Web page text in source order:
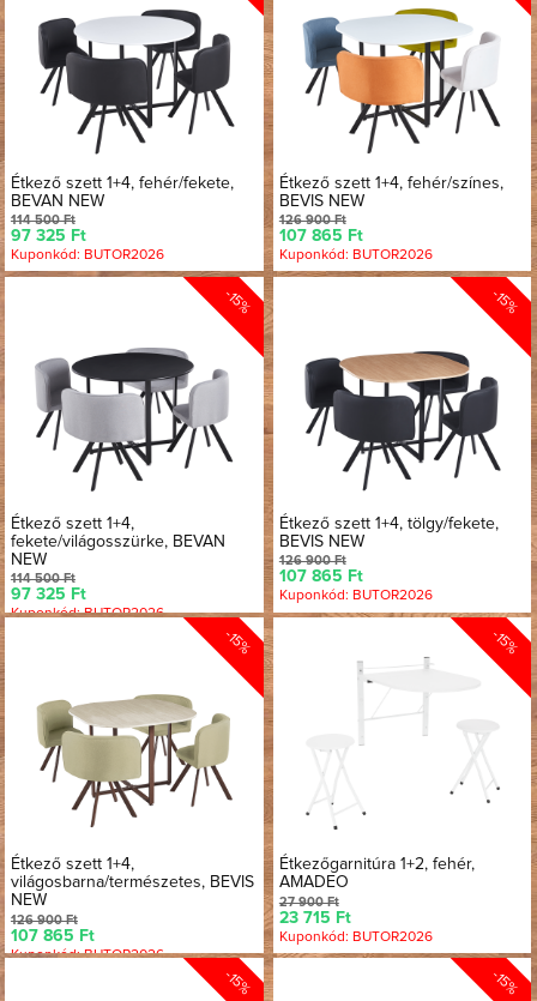
Étkező szett 1+4, fehér/fekete,
BEVAN NEW
114 500 Ft
97 325 Ft
Kuponkód: BUTOR2026
Étkező szett 1+4, fehér/színes,
BEVIS NEW
126 900 Ft
107 865 Ft
Kuponkód: BUTOR2026
-15%
Étkező szett 1+4,
fekete/világosszürke, BEVAN
NEW
114 500 Ft
97 325 Ft
Kuponkód: BUTOR2026
-15%
Étkező szett 1+4, tölgy/fekete,
BEVIS NEW
126 900 Ft
107 865 Ft
Kuponkód: BUTOR2026
-15%
Étkező szett 1+4,
világosbarna/természetes, BEVIS
NEW
126 900 Ft
107 865 Ft
Kuponkód: BUTOR2026
-15%
Étkezőgarnitúra 1+2, fehér,
AMADEO
27 900 Ft
23 715 Ft
Kuponkód: BUTOR2026
-15% -15%